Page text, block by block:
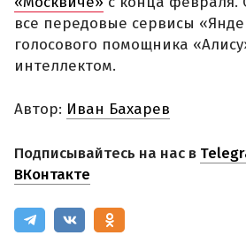
все передовые сервисы
голосового помощника
интеллектом.
Автор: Иван Бахарев
Подписывайтесь на нас в
ВКонтакте